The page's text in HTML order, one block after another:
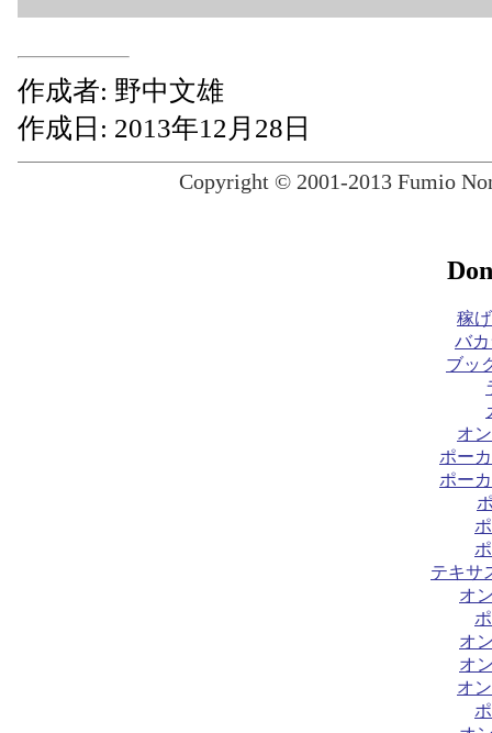
作成者: 野中文雄
作成日: 2013年12月28日
Copyright © 2001-2013 Fumio
稼
バ
ブッ
オ
ポー
ポー
テキサ
オ
オ
オ
オ